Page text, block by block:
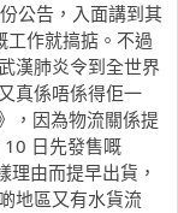
公告，入面講到其
作就搞掂。不過
漢肺炎令到全世界
真係唔係得佢一
，因為物流關係提
日先發售嘅
理由而提早出貨，
地區又有水貨流